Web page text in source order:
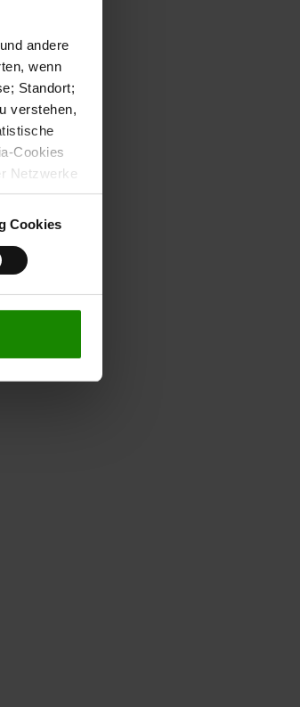
andere
wenn
Standort;
verstehen,
Cookies
Netzwerke
Sie mit
Cookies